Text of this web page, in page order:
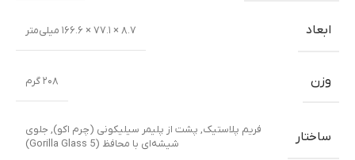
ابعاد ۸.۷ × ۷۷.۱ × ۱۶۶.۶ میلی‌متر
وزن ۲۰۸ گرم
ساختار فریم پلاستیک, پشت از پلیمر سیلیکونی (چرم اکو), جلوی
شیشه‌ای با محافظ (Gorilla Glass 5)